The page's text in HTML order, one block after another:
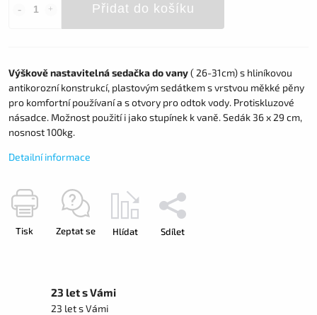
Přidat do košíku
Výškově nastavitelná sedačka do vany( 26-31cm) s hliníkovou
antikorozní konstrukcí, plastovým sedátkem s vrstvou měkké pěny
pro komfortní používaní a s otvory pro odtok vody. Protiskluzové
násadce. Možnost použití i jako stupínek k vaně. Sedák 36 x 29 cm,
nosnost 100kg.
Detailní informace
Tisk Zeptat se Hlídat Sdílet
23 let s Vámi
23 let s Vámi